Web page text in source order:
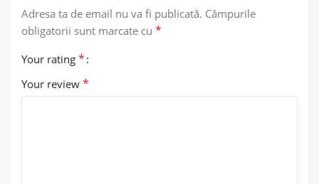
Adresa ta de email nu va fi publicată. Câmpurile
obligatorii sunt marcate cu *
Your rating *
Your review *